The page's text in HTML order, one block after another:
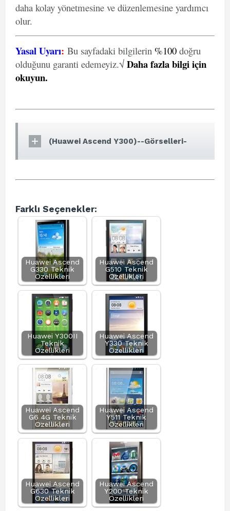
daha kolay yönetmesine ve düzenlemesine yardımcı
olur.
Yasal Uyarı: Bu sayfadaki bilgilerin %100 doğru
olduğunu garanti edemeyiz.√ Daha fazla bilgi için
okuyun.
(Huawei Ascend Y300)--Görselleri-
Farklı Seçenekler:
Huawei Ascend
G330 Teknik
Özellikleri
Huawei Ascend
G510 Teknik
Özellikleri
Huawei Y300II
Teknik
Özellikleri
Huawei Ascend
Y330 Teknik
Özellikleri
Huawei Ascend
G6 4G Teknik
Özellikleri
Huawei Ascend
Y511 Teknik
Özellikleri
Huawei Ascend
G630 Teknik
Özellikleri
Huawei Ascend
Y200 Teknik
Özellikleri